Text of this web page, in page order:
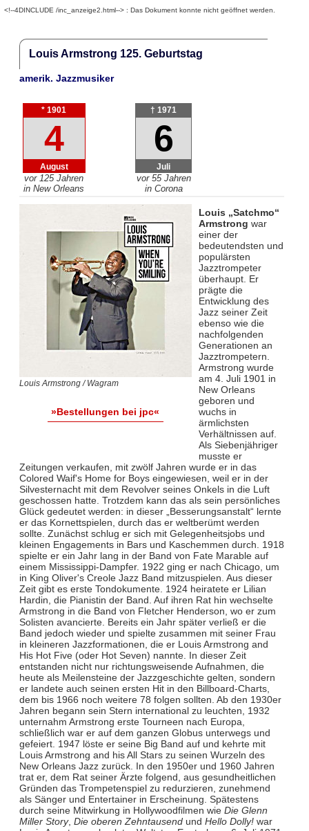
<!--4DINCLUDE /inc_anzeige2.html--> : Das Dokument konnte nicht geöffnet werden.
Louis Armstrong 125. Geburtstag
amerik. Jazzmusiker
* 1901
4
August
vor 125 Jahren
in New Orleans
† 1971
6
Juli
vor 55 Jahren
in Corona
Louis Armstrong / Wagram
»Bestellungen bei jpc«
Louis „Satchmo“
Armstrong war
einer der
bedeutendsten und
populärsten
Jazztrompeter
überhaupt. Er
prägte die
Entwicklung des
Jazz seiner Zeit
ebenso wie die
nachfolgenden
Generationen an
Jazztrompetern.
Armstrong wurde
am 4. Juli 1901 in
New Orleans
geboren und
wuchs in
ärmlichsten
Verhältnissen auf.
Als Siebenjähriger
musste er
Zeitungen verkaufen, mit zwölf Jahren wurde er in das
Colored Waif's Home for Boys eingewiesen, weil er in der
Silvesternacht mit dem Revolver seines Onkels in die Luft
geschossen hatte. Trotzdem kann das als sein persönliches
Glück gedeutet werden: in dieser „Besserungsanstalt“ lernte
er das Kornettspielen, durch das er weltberümt werden
sollte. Zunächst schlug er sich mit Gelegenheitsjobs und
kleinen Engagements in Bars und Kaschemmen durch. 1918
spielte er ein Jahr lang in der Band von Fate Marable auf
einem Mississippi-Dampfer. 1922 ging er nach Chicago, um
in King Oliver's Creole Jazz Band mitzuspielen. Aus dieser
Zeit gibt es erste Tondokumente. 1924 heiratete er Lilian
Hardin, die Pianistin der Band. Auf ihren Rat hin wechselte
Armstrong in die Band von Fletcher Henderson, wo er zum
Solisten avancierte. Bereits ein Jahr später verließ er die
Band jedoch wieder und spielte zusammen mit seiner Frau
in kleineren Jazzformationen, die er Louis Armstrong and
His Hot Five (oder Hot Seven) nannte. In dieser Zeit
entstanden nicht nur richtungsweisende Aufnahmen, die
heute als Meilensteine der Jazzgeschichte gelten, sondern
er landete auch seinen ersten Hit in den Billboard-Charts,
dem bis 1966 noch weitere 78 folgen sollten. Ab den 1930er
Jahren begann sein Stern international zu leuchten, 1932
unternahm Armstrong erste Tourneen nach Europa,
schließlich war er auf dem ganzen Globus unterwegs und
gefeiert. 1947 löste er seine Big Band auf und kehrte mit
Louis Armstrong and his All Stars zu seinen Wurzeln des
New Orleans Jazz zurück. In den 1950er und 1960 Jahren
trat er, dem Rat seiner Ärzte folgend, aus gesundheitlichen
Gründen das Trompetenspiel zu redurzieren, zunehmend
als Sänger und Entertainer in Erscheinung. Spätestens
durch seine Mitwirkung in Hollywoodfilmen wie Die Glenn
Miller Story, Die oberen Zehntausendund Hello Dolly! war